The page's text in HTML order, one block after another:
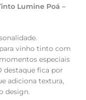
Lumine Poá –
vinho tinto com
especiais
destaque fica por
adiciona textura,
design.